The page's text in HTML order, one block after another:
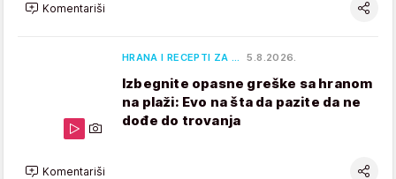
Komentariši
HRANA I RECEPTI ZA … 5.8.2026.
Izbegnite opasne greške sa hranom
na plaži: Evo na šta da pazite da ne
dođe do trovanja
Komentariši